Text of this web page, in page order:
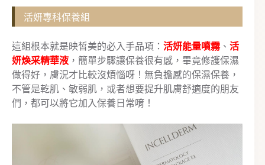
活妍專科保養組
這組根本就是映皙美的必入手品項： 活妍能量噴霧、 活
妍煥采精華液 ，簡單步驟讓保養很有感，畢竟修護保濕
做得好，膚況才比較沒煩惱呀！無負擔感的保濕保養，
不管是乾肌、敏弱肌，或者想要提升肌膚舒適度的朋友
們，都可以將它加入保養日常唷！